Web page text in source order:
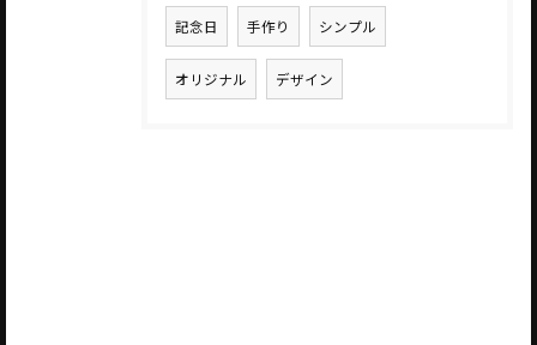
記念日 手作り シンプル
オリジナル デザイン